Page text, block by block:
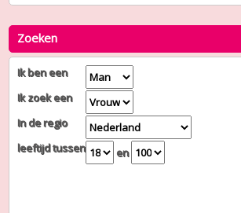
Zoeken
Ik ben een
Ik zoek een
In de regio
leeftijd tussen
en